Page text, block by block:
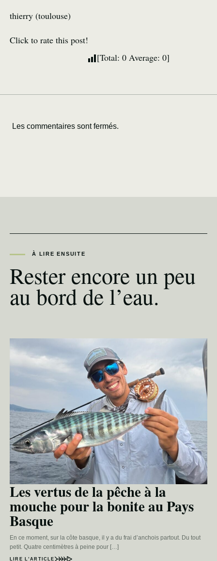
thierry (toulouse)
Click to rate this post!
[Total: 0 Average: 0]
Les commentaires sont fermés.
À LIRE ENSUITE
Rester encore un peu
au bord de l’eau.
Les vertus de la pêche à la
mouche pour la bonite au Pays
Basque
En ce moment, sur la côte basque, il y a du frai d’anchois partout. Du tout
petit. Quatre centimètres à peine pour […]
LIRE L’ARTICLE